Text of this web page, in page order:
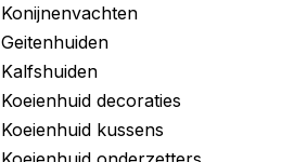
Konijnenvachten
Geitenhuiden
Kalfshuiden
Koeienhuid decoraties
Koeienhuid kussens